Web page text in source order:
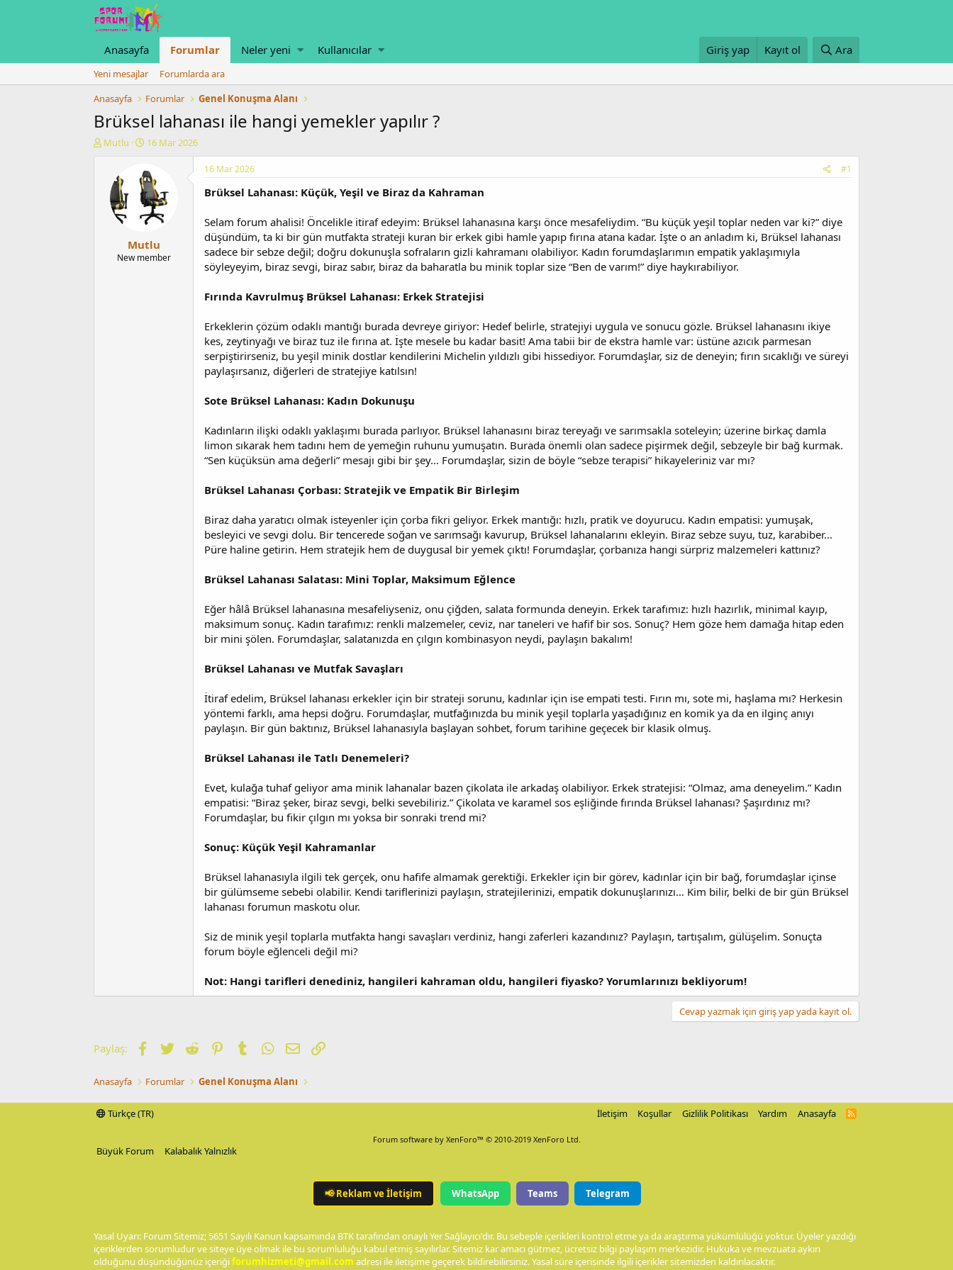
Anasayfa Forumlar Neler yeni Kullanıcılar Giriş yap Kayıt ol Ara
Yeni mesajlar
Forumlarda ara
Anasayfa
Forumlar Genel Konuşma Alanı
Brüksel lahanası ile hangi yemekler yapılır ?
K
Mutlu
B
l
a
n
g
ç
t
16 Mar 2026
Mutlu
New member
16 Mar 2026 #1
Brüksel Lahanası: Küçük, Yeşil ve Biraz da Kahraman
Selam forum ahalisi! Öncelikle itiraf edeyim: Brüksel lahanasına karşı önce mesafeliydim. “Bu küçük yeşil toplar neden var ki?” diye
düşündüm, ta ki bir gün mutfakta strateji kuran bir erkek gibi hamle yapıp fırına atana kadar. İşte o an anladım ki, Brüksel lahanası
sadece bir sebze değil; doğru dokunuşla sofraların gizli kahramanı olabiliyor. Kadın forumdaşlarımın empatik yaklaşımıyla
söyleyeyim, biraz sevgi, biraz sabır, biraz da baharatla bu minik toplar size “Ben de varım!” diye haykırabiliyor.
Fırında Kavrulmuş Brüksel Lahanası: Erkek Stratejisi
Erkeklerin çözüm odaklı mantığı burada devreye giriyor: Hedef belirle, stratejiyi uygula ve sonucu gözle. Brüksel lahanasını ikiye
kes, zeytinyağı ve biraz tuz ile fırına at. İşte mesele bu kadar basit! Ama tabii bir de ekstra hamle var: üstüne azıcık parmesan
serpiştirirseniz, bu yeşil minik dostlar kendilerini Michelin yıldızlı gibi hissediyor. Forumdaşlar, siz de deneyin; fırın sıcaklığı ve süreyi
paylaşırsanız, diğerleri de stratejiye katılsın!
Sote Brüksel Lahanası: Kadın Dokunuşu
Kadınların ilişki odaklı yaklaşımı burada parlıyor. Brüksel lahanasını biraz tereyağı ve sarımsakla soteleyin; üzerine birkaç damla
limon sıkarak hem tadını hem de yemeğin ruhunu yumuşatın. Burada önemli olan sadece pişirmek değil, sebzeyle bir bağ kurmak.
“Sen küçüksün ama değerli” mesajı gibi bir şey… Forumdaşlar, sizin de böyle “sebze terapisi” hikayeleriniz var mı?
Brüksel Lahanası Çorbası: Stratejik ve Empatik Bir Birleşim
Biraz daha yaratıcı olmak isteyenler için çorba fikri geliyor. Erkek mantığı: hızlı, pratik ve doyurucu. Kadın empatisi: yumuşak,
besleyici ve sevgi dolu. Bir tencerede soğan ve sarımsağı kavurup, Brüksel lahanalarını ekleyin. Biraz sebze suyu, tuz, karabiber…
Püre haline getirin. Hem stratejik hem de duygusal bir yemek çıktı! Forumdaşlar, çorbanıza hangi sürpriz malzemeleri kattınız?
Brüksel Lahanası Salatası: Mini Toplar, Maksimum Eğlence
Eğer hâlâ Brüksel lahanasına mesafeliyseniz, onu çiğden, salata formunda deneyin. Erkek tarafımız: hızlı hazırlık, minimal kayıp,
maksimum sonuç. Kadın tarafımız: renkli malzemeler, ceviz, nar taneleri ve hafif bir sos. Sonuç? Hem göze hem damağa hitap eden
bir mini şölen. Forumdaşlar, salatanızda en çılgın kombinasyon neydi, paylaşın bakalım!
Brüksel Lahanası ve Mutfak Savaşları
İtiraf edelim, Brüksel lahanası erkekler için bir strateji sorunu, kadınlar için ise empati testi. Fırın mı, sote mi, haşlama mı? Herkesin
yöntemi farklı, ama hepsi doğru. Forumdaşlar, mutfağınızda bu minik yeşil toplarla yaşadığınız en komik ya da en ilginç anıyı
paylaşın. Bir gün baktınız, Brüksel lahanasıyla başlayan sohbet, forum tarihine geçecek bir klasik olmuş.
Brüksel Lahanası ile Tatlı Denemeleri?
Evet, kulağa tuhaf geliyor ama minik lahanalar bazen çikolata ile arkadaş olabiliyor. Erkek stratejisi: “Olmaz, ama deneyelim.” Kadın
empatisi: “Biraz şeker, biraz sevgi, belki sevebiliriz.” Çikolata ve karamel sos eşliğinde fırında Brüksel lahanası? Şaşırdınız mı?
Forumdaşlar, bu fikir çılgın mı yoksa bir sonraki trend mi?
Sonuç: Küçük Yeşil Kahramanlar
Brüksel lahanasıyla ilgili tek gerçek, onu hafife almamak gerektiği. Erkekler için bir görev, kadınlar için bir bağ, forumdaşlar içinse
bir gülümseme sebebi olabilir. Kendi tariflerinizi paylaşın, stratejilerinizi, empatik dokunuşlarınızı… Kim bilir, belki de bir gün Brüksel
lahanası forumun maskotu olur.
Siz de minik yeşil toplarla mutfakta hangi savaşları verdiniz, hangi zaferleri kazandınız? Paylaşın, tartışalım, gülüşelim. Sonuçta
forum böyle eğlenceli değil mi?
Not: Hangi tarifleri denediniz, hangileri kahraman oldu, hangileri fiyasko? Yorumlarınızı bekliyorum!
Cevap yazmak için giriş yap yada kayıt ol.
Paylaş: Facebook
TwitterReddit PinterestTumblrWhatsApp
E-postaLink
Anasayfa Forumlar Genel Konuşma Alanı
Türkçe (TR) İletişim Koşullar Gizlilik Politikası Yardım Anasayfa
R
Forum software by XenForo™ © 2010-2019 XenForo Ltd.
Büyük Forum Kalabalık Yalnızlık
📢Reklam ve İletişim WhatsApp Teams Telegram
Yasal Uyarı: Forum Sitemiz; 5651 Sayılı Kanun kapsamında BTK tarafından onaylı Yer Sağlayıcı'dır. Bu sebeple içerikleri kontrol etme ya da araştırma yükümlülüğü yoktur. Üyeler yazdığı
içeriklerden sorumludur ve siteye üye olmak ile bu sorumluluğu kabul etmiş sayılırlar. Sitemiz kar amacı gütmez, ücretsiz bilgi paylaşım merkezidir. Hukuka ve mevzuata aykırı
olduğunu düşündüğünüz içeriğiforumhizmeti@gmail.com adresi ile iletişime geçerek bildirebilirsiniz. Yasal süre içerisinde ilgili içerikler sitemizden kaldırılacaktır.